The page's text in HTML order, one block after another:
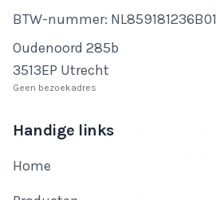
BTW-nummer
BTW-nummer: NL859181236B01
Adres
Oudenoord 285b
3513EP Utrecht
Geen bezoekadres
Handige links
Home